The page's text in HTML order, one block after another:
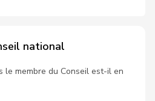
national
le membre du Conseil est-il en